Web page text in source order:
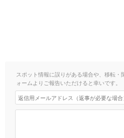
スポット情報に誤りがある場合や、移転
ォームよりご報告いただけると幸いです。